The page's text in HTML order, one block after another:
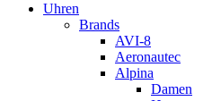
Uhren
Brands
AVI-8
Aeronautec
Alpina
Damen